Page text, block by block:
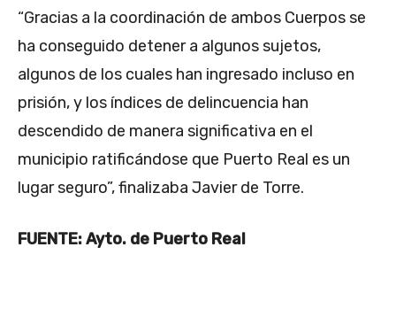
“Gracias a la coordinación de ambos Cuerpos se
ha conseguido detener a algunos sujetos,
algunos de los cuales han ingresado incluso en
prisión, y los índices de delincuencia han
descendido de manera significativa en el
municipio ratificándose que Puerto Real es un
lugar seguro”, finalizaba Javier de Torre.
FUENTE: Ayto. de Puerto Real